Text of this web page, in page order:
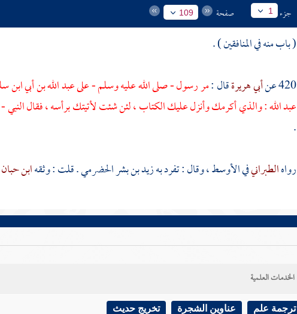
جزء 1 صفحة 109
( باب منه في المنافقين ) .
420 عن
أبي هريرةقال :مر رسول - صلى الله عليه وسلم - علىعبد الله بن أبي ابن
عبد الله: والذي أكرمك وأنزل عليك الكتاب ، لئن شئت لأتيتك برأسه ، فقال
.
رواهالطبرانيفي الأوسط ، وقال : تفرد بهزيد بن بشر الحضرمي. قلت : وثقهابن حبان
الخدمات العلمية
ترجمة علم عناوين الشجرة تخريج حديث